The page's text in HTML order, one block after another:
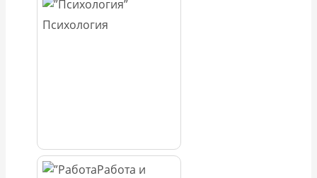
Психология
Работа и